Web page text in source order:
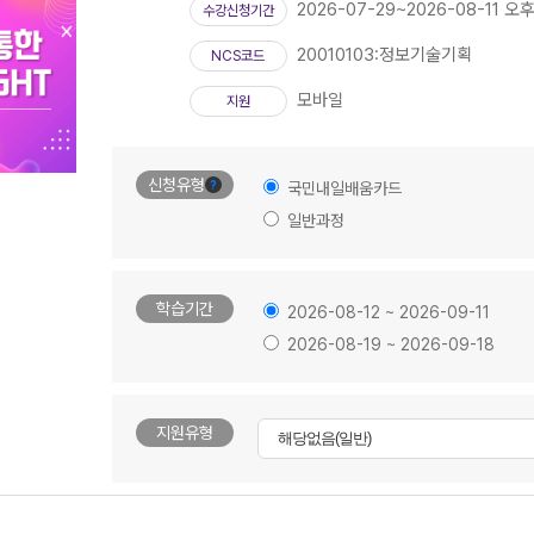
수강신청기간 2026-07-29~2026-08-11 오
NCS코드 20010103:정보기술기획
지원 모바일
신청유형 ?
국민내일배움카드
일반과정
학습기간
2026-08-12 ~ 2026-09-11
2026-08-19 ~ 2026-09-18
지원유형